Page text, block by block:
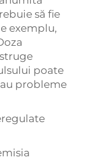
să fie
exemplu,
poate
probleme